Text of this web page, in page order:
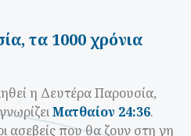
τα 1000 χρόνια
η Δευτέρα Παρουσία,
Ματθαίον 24:36.
ασεβείς που θα ζουν στη γη